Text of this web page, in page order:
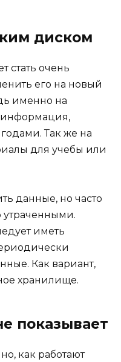
диском
стать очень
его на новый
именно на
информация,
Так же на
для учебы или
данные, но часто
утраченными.
иметь
Как вариант,
хранилище.
показывает
как работают